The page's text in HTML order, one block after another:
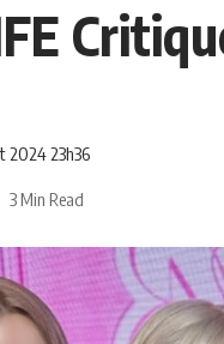
2024 23h36
3 Min Read